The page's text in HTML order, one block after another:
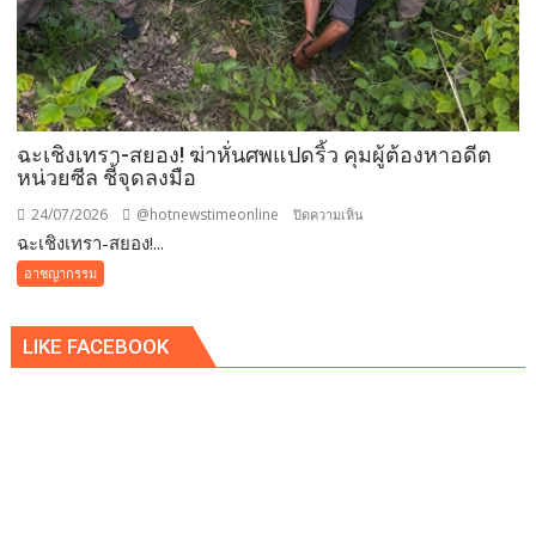
ฉะเชิงเทรา-สยอง! ฆ่าหั่นศพแปดริ้ว คุมผู้ต้องหาอดีต
หน่วยซีล ชี้จุดลงมือ
24/07/2026 @hotnewstimeonline ปิดความเห็น
แปดริ้ว
ฉะเชิงเทรา-สยอง!...
อาชญากรรม
LIKE FACEBOOK